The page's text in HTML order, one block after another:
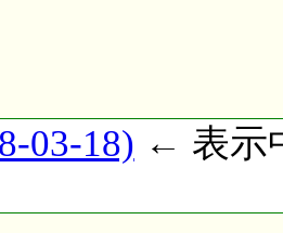
03-18) ← 表示